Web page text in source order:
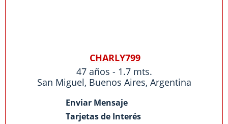
CHARLY799
47 años - 1.7 mts.
San Miguel, Buenos Aires, Argentina
Enviar Mensaje
Tarjetas de Interés